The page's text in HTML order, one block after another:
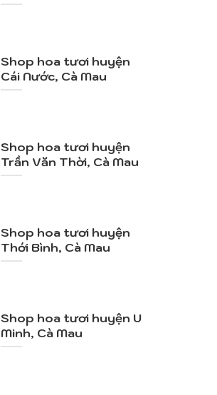
Tỏ Tình
990.000VND
Shop hoa tươi huyện
Cái Nước, Cà Mau
Shop hoa tươi huyện
Trần Văn Thời, Cà Mau
Shop hoa tươi huyện
Thới Bình, Cà Mau
Shop hoa tươi huyện U
Minh, Cà Mau